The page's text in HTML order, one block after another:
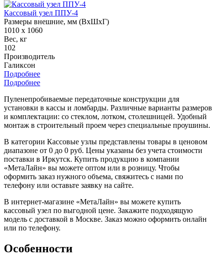
Кассовый узел ППУ-4
Размеры внешние, мм (ВхШхГ)
1010 х 1060
Вес, кг
102
Производитель
Галиксон
Подробнее
Подробнее
Пуленепробиваемые передаточные конструкции для
установки в кассы и ломбарды. Различные варианты размеров
и комплектации: со стеклом, лотком, столешницей. Удобный
монтаж в строительный проем через специальные проушины.
В категории Кассовые узлы представлены товары в ценовом
диапазоне от 0 до 0 руб. Цены указаны без учета стоимости
поставки в Иркутск. Купить продукцию в компании
«МетаЛайн» вы можете оптом или в розницу. Чтобы
оформить заказ нужного объема, свяжитесь с нами по
телефону или оставьте заявку на сайте.
В интернет-магазине «МетаЛайн» вы можете купить
кассовый узел по выгодной цене. Закажите подходящую
модель с доставкой в Москве. Заказ можно оформить онлайн
или по телефону.
Особенности